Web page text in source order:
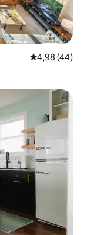
Średnia
4,98 (44)